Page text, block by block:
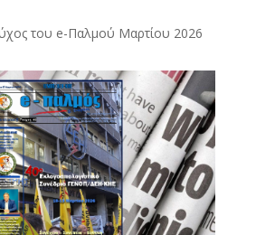
του e-Παλμού Μαρτίου 2026